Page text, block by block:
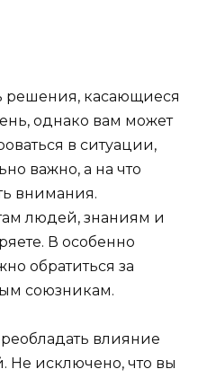
решения, касающиеся
однако вам может
в ситуации,
важно, а на что
внимания.
людей, знаниям и
В особенно
обратиться за
союзникам.
влияние
Не исключено, что вы